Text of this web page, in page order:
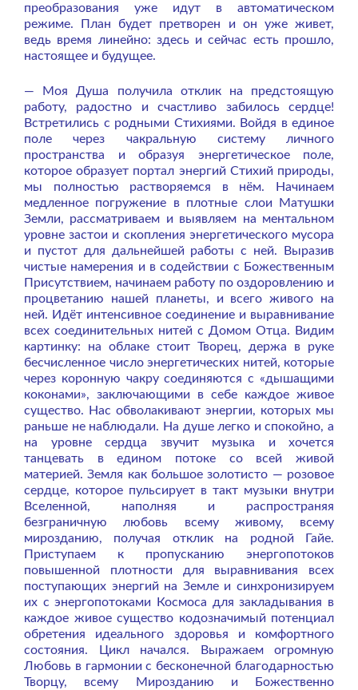
преобразования уже идут в автоматическом
режиме. План будет претворен и он уже живет,
ведь время линейно: здесь и сейчас есть прошло,
настоящее и будущее.
— Моя Душа получила отклик на предстоящую
работу, радостно и счастливо забилось сердце!
Встретились с родными Стихиями. Войдя в единое
поле через чакральную систему личного
пространства и образуя энергетическое поле,
которое образует портал энергий Стихий природы,
мы полностью растворяемся в нём. Начинаем
медленное погружение в плотные слои Матушки
Земли, рассматриваем и выявляем на ментальном
уровне застои и скопления энергетического мусора
и пустот для дальнейшей работы с ней. Выразив
чистые намерения и в содействии с Божественным
Присутствием, начинаем работу по оздоровлению и
процветанию нашей планеты, и всего живого на
ней. Идёт интенсивное соединение и выравнивание
всех соединительных нитей с Домом Отца. Видим
картинку: на облаке стоит Творец, держа в руке
бесчисленное число энергетических нитей, которые
через коронную чакру соединяются с «дышащими
коконами», заключающими в себе каждое живое
существо. Нас обволакивают энергии, которых мы
раньше не наблюдали. На душе легко и спокойно, а
на уровне сердца звучит музыка и хочется
танцевать в едином потоке со всей живой
материей. Земля как большое золотисто — розовое
сердце, которое пульсирует в такт музыки внутри
Вселенной, наполняя и распространяя
безграничную любовь всему живому, всему
мирозданию, получая отклик на родной Гайе.
Приступаем к пропусканию энергопотоков
повышенной плотности для выравнивания всех
поступающих энергий на Земле и синхронизируем
их с энергопотоками Космоса для закладывания в
каждое живое существо кодозначимый потенциал
обретения идеального здоровья и комфортного
состояния. Цикл начался. Выражаем огромную
Любовь в гармонии с бесконечной благодарностью
Творцу, всему Мирозданию и Божественно